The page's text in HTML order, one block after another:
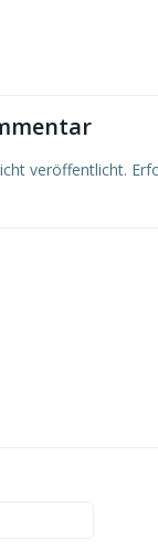
veröffentlicht.